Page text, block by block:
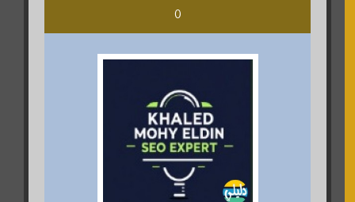
0